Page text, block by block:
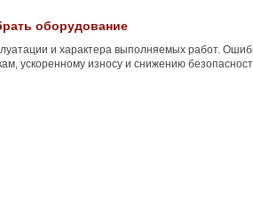
оборудование
и характера выполняемых работ.
ускоренному износу и снижению